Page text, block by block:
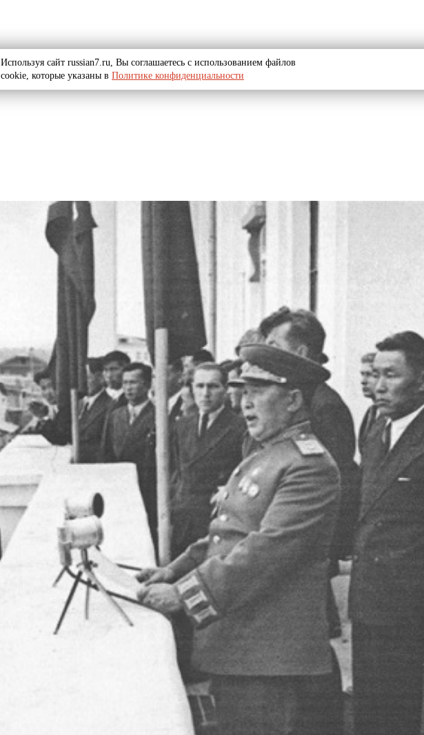
Используя сайт russian7.ru, Вы соглашаетесь с использованием файлов
cookie, которые указаны в Политике конфиденциальности